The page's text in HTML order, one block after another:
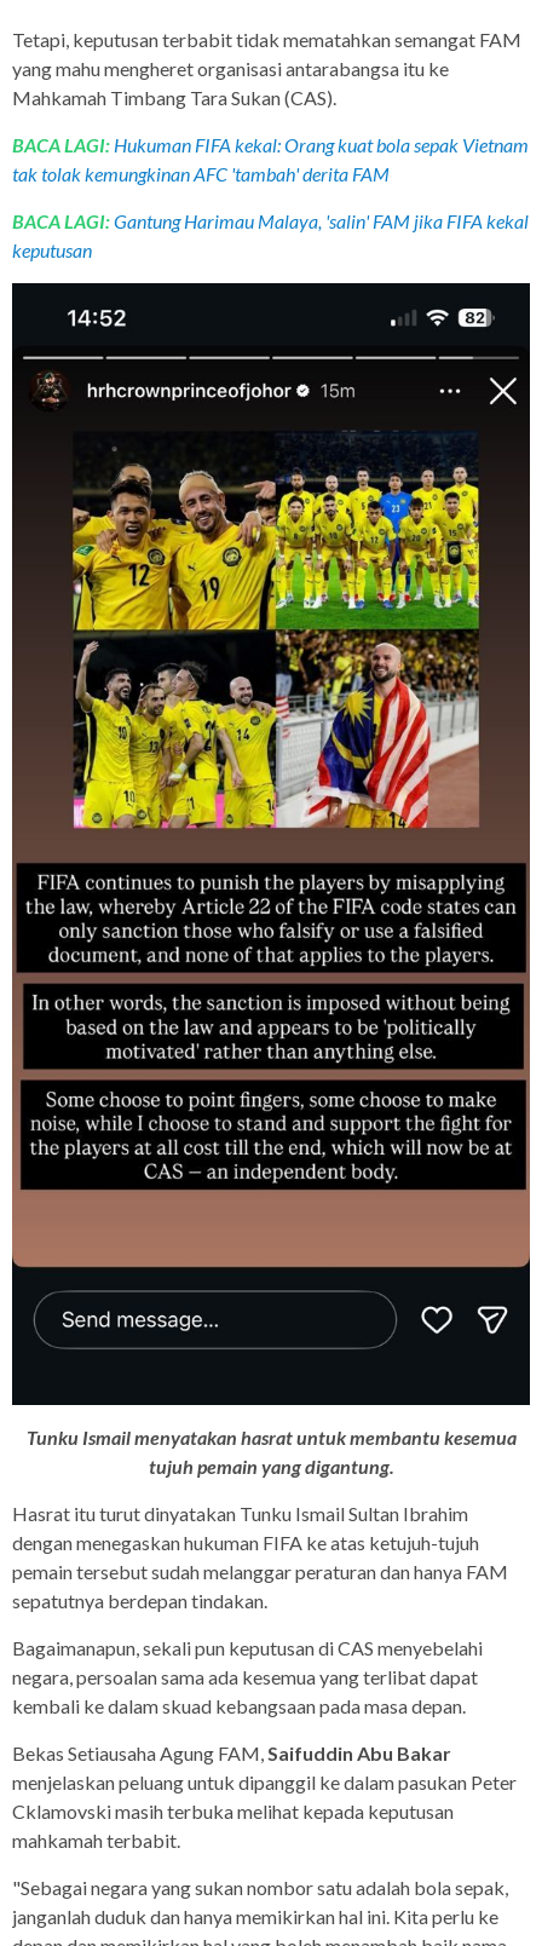
Tetapi, keputusan terbabit tidak mematahkan semangat FAM
yang mahu mengheret organisasi antarabangsa itu ke
Mahkamah Timbang Tara Sukan (CAS).
BACA LAGI: Hukuman FIFA kekal: Orang kuat bola sepak Vietnam
tak tolak kemungkinan AFC 'tambah' derita FAM
BACA LAGI:Gantung Harimau Malaya, 'salin' FAM jika FIFA kekal
keputusan
Tunku Ismail menyatakan hasrat untuk membantu kesemua
tujuh pemain yang digantung.
Hasrat itu turut dinyatakan Tunku Ismail Sultan Ibrahim
dengan menegaskan hukuman FIFA ke atas ketujuh-tujuh
pemain tersebut sudah melanggar peraturan dan hanya FAM
sepatutnya berdepan tindakan.
Bagaimanapun, sekali pun keputusan di CAS menyebelahi
negara, persoalan sama ada kesemua yang terlibat dapat
kembali ke dalam skuad kebangsaan pada masa depan.
Bekas Setiausaha Agung FAM,Saifuddin Abu Bakar
menjelaskan peluang untuk dipanggil ke dalam pasukan Peter
Cklamovski masih terbuka melihat kepada keputusan
mahkamah terbabit.
"Sebagai negara yang sukan nombor satu adalah bola sepak,
janganlah duduk dan hanya memikirkan hal ini. Kita perlu ke